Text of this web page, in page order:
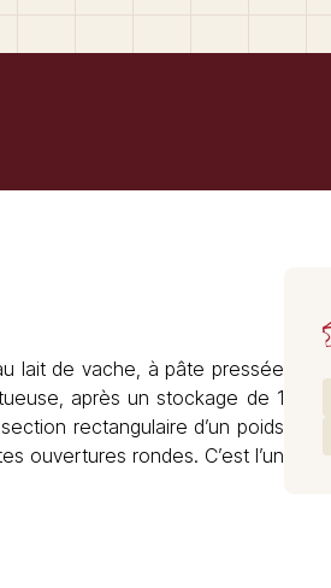
lait de vache, à pâte pressée
après un stockage de 1
rectangulaire d’un poids
ouvertures rondes. C’est l’un